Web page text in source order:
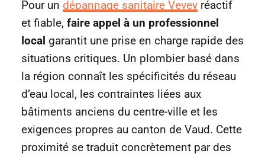
Pour un dépannage sanitaire Vevey réactif
et fiable, faire appel à un professionnel
local garantit une prise en charge rapide des
situations critiques. Un plombier basé dans
la région connaît les spécificités du réseau
d’eau local, les contraintes liées aux
bâtiments anciens du centre-ville et les
exigences propres au canton de Vaud. Cette
proximité se traduit concrètement par des